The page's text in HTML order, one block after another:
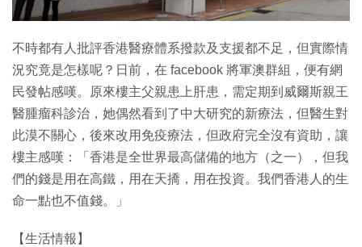
不時都有人批評香港醫療體系撥款及支援都不足，但實際情
況究竟是怎樣呢？日前，在 facebook 將軍澳群組，便有網
民發帖感嘆。原來樓主父親患上肝患，需定期到威爾斯親王
醫腫瘤科診治，她偶然看到了中大研究的新療法，但醫生對
此漠不關心，後來改用免疫療法，但政府完全沒有資助，讓
樓主感嘆：「香港是全世界最高儲備的地方（之一），但我
們的錢是用在高鐵，用在天撟，用在投資。我們香港人的生
命一點也不值錢。」
【生活情報】